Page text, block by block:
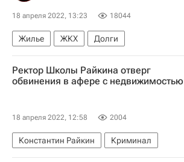
18 апреля 2022, 13:23 18044
Жилье ЖКХ
Долги
Аналитика – РИА Недвижимость
Ректор Школы Райкина отверг
обвинения в афере с недвижимостью
18 апреля 2022, 12:58 2004
Константин Райкин
Криминал
Недвижимость
Новости культуры